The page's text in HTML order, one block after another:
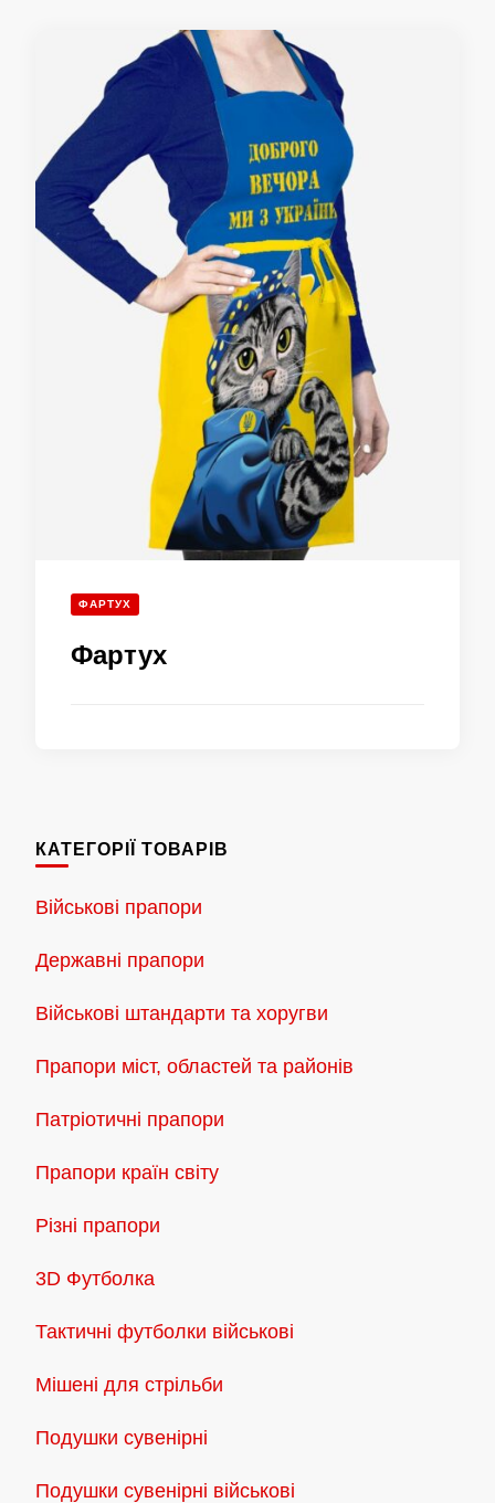
ФАРТУХ
Фартух
КАТЕГОРІЇ ТОВАРІВ
Військові прапори
Державні прапори
Військові штандарти та хоругви
Прапори міст, областей та районів
Патріотичні прапори
Прапори країн світу
Різні прапори
3D Футболка
Тактичні футболки військові
Мішені для стрільби
Подушки сувенірні
Подушки сувенірні військові